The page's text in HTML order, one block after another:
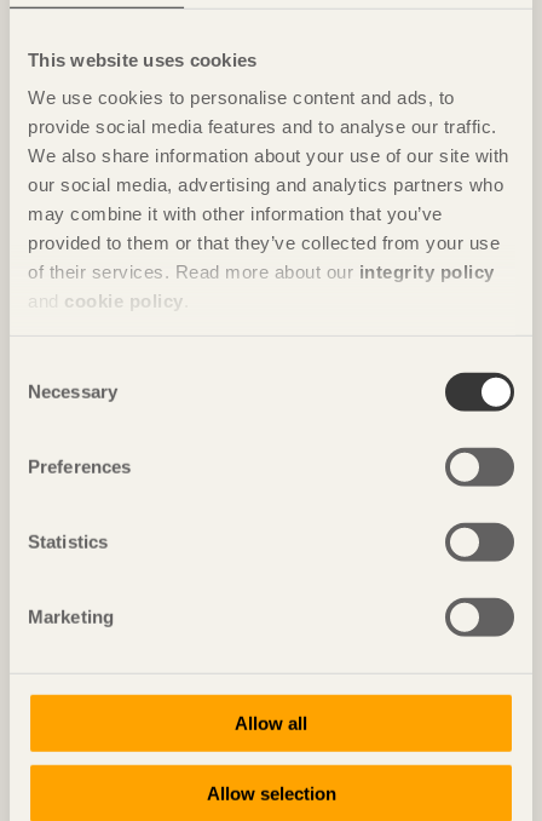
This website uses cookies
We use cookies to personalise content and ads, to
provide social media features and to analyse our traffic.
We also share information about your use of our site with
our social media, advertising and analytics partners who
may combine it with other information that you’ve
provided to them or that they’ve collected from your use
of their services. Read more about our integrity policy
and cookie policy
Selection
Necessary
Preferences
Statistics
Marketing
Allow all
Allow selection
Foto: Björn Lofterud